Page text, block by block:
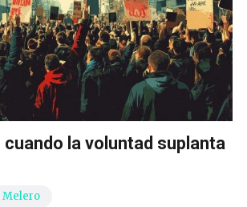
cuando la voluntad suplanta
Melero